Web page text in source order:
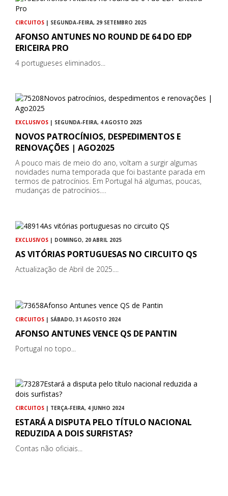
CIRCUITOS | SEGUNDA-FEIRA, 29 SETEMBRO 2025
AFONSO ANTUNES NO ROUND DE 64 DO EDP
ERICEIRA PRO
4 portugueses eliminados...
EXCLUSIVOS | SEGUNDA-FEIRA, 4 AGOSTO 2025
NOVOS PATROCÍNIOS, DESPEDIMENTOS E
RENOVAÇÕES | AGO2025
A pouco mais de meio do ano, voltam a surgir algumas
novidades numa temporada que foi bastante parada em
termos de patrocínios. Em Portugal há algumas, poucas,
mudanças de patrocínios.…
EXCLUSIVOS | DOMINGO, 20 ABRIL 2025
AS VITÓRIAS PORTUGUESAS NO CIRCUITO QS
Actualização de Abril de 2025....
CIRCUITOS | SÁBADO, 31 AGOSTO 2024
AFONSO ANTUNES VENCE QS DE PANTIN
Portugal no topo...
CIRCUITOS | TERÇA-FEIRA, 4 JUNHO 2024
ESTARÁ A DISPUTA PELO TÍTULO NACIONAL
REDUZIDA A DOIS SURFISTAS?
Contas não oficiais...